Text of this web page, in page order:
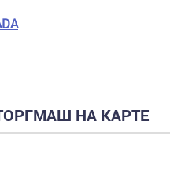
НА КАРТЕ